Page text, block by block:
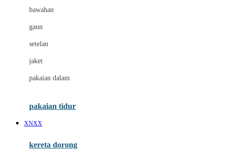
Drew
E
bawahan
gaun
setelan
jaket
pakaian dalam
pakaian tidur
XNXX
kereta dorong